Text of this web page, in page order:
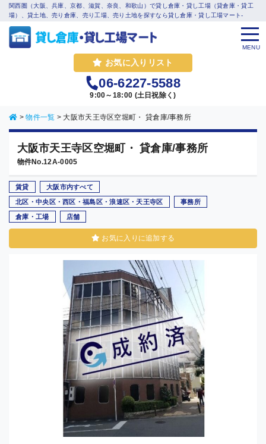
関西圏（大阪、兵庫、京都、滋賀、奈良、和歌山）で貸し倉庫・貸し工場（貸倉庫・貸工
場）、貸土地、売り倉庫、売り工場、売り土地を探すなら貸し倉庫・貸し工場マート-
お気に入りリスト
06-6227-5588
9:00～18:00 (土日祝除く)
MENU
>物件一覧 > 大阪市天王寺区空堀町・ 貸倉庫/事務所
大阪市天王寺区空堀町・ 貸倉庫/事務所
物件No.12A-0005
賃貸 大阪市内すべて
北区・中央区・西区・福島区・浪速区・天王寺区 事務所
倉庫・工場 店舗
お気に入りに追加する